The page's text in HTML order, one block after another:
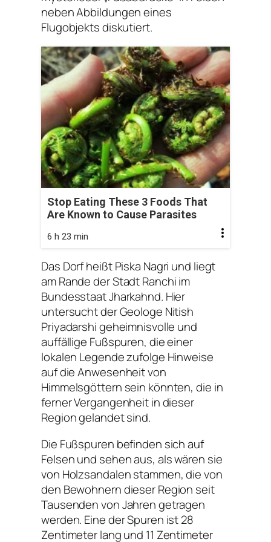
neben Abbildungen eines
Flugobjekts diskutiert.
Stop Eating These 3 Foods That
Are Known to Cause Parasites
6 h 23 min
Das Dorf heißt Piska Nagri und liegt
am Rande der Stadt Ranchi im
Bundesstaat Jharkahnd. Hier
untersucht der Geologe Nitish
Priyadarshi geheimnisvolle und
auffällige Fußspuren, die einer
lokalen Legende zufolge Hinweise
auf die Anwesenheit von
Himmelsgöttern sein könnten, die in
ferner Vergangenheit in dieser
Region gelandet sind.
Die Fußspuren befinden sich auf
Felsen und sehen aus, als wären sie
von Holzsandalen stammen, die von
den Bewohnern dieser Region seit
Tausenden von Jahren getragen
werden. Eine der Spuren ist 28
Zentimeter lang und 11 Zentimeter